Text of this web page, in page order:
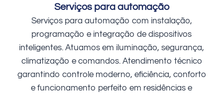
Serviços para automação
Serviços para automação com instalação,
programação e integração de dispositivos
inteligentes. Atuamos em iluminação, segurança,
climatização e comandos. Atendimento técnico
garantindo controle moderno, eficiência, conforto
e funcionamento perfeito em residências e